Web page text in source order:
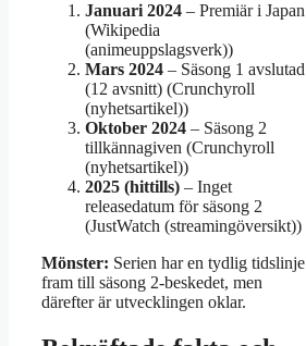
Januari 2024 – Premiär i Japan
(Wikipedia
(animeuppslagsverk))
Mars 2024 – Säsong 1 avslutad
(12 avsnitt) (Crunchyroll
(nyhetsartikel))
Oktober 2024 – Säsong 2
tillkännagiven (Crunchyroll
(nyhetsartikel))
2025 (hittills) – Inget
releasedatum för säsong 2
(JustWatch (streamingöversikt))
Mönster: Serien har en tydlig tidslinje
fram till säsong 2-beskedet, men
därefter är utvecklingen oklar.